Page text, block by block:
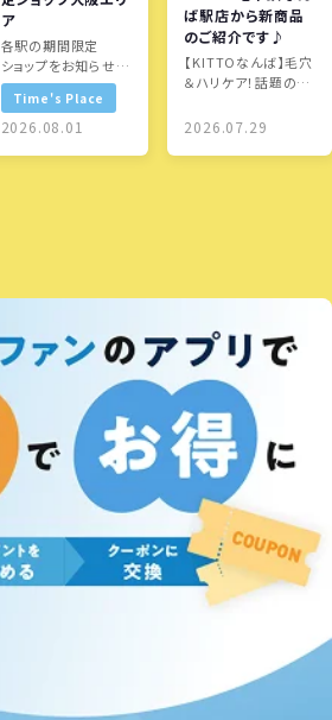
ア
各駅の期間限定
ショップをお知らせし
ます！
Time's Place
2026.08.01
ば駅店から新商品
のご紹介です♪
【KITTOなんば】毛穴
＆ハリケア！話題のグ
登場
2026.07.29